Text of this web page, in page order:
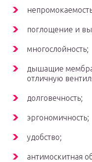
поглощение и
многослойность;
дышащие
отличную
долговечность;
эргономичность;
удобство;
антимоскитная